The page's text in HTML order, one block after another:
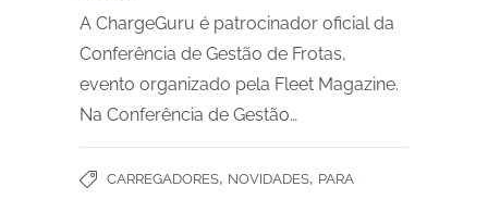
A ChargeGuru é patrocinador oficial da
Conferência de Gestão de Frotas,
evento organizado pela Fleet Magazine.
Na Conferência de Gestão…
CARREGADORES, NOVIDADES, PARA